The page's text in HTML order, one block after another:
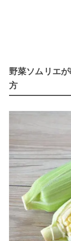
野菜ソムリエ
方